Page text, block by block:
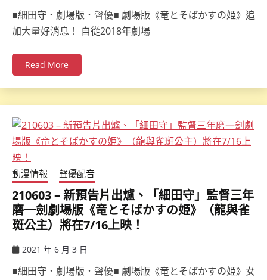
■細田守．劇場版．聲優■ 劇場版《竜とそばかすの姫》追
加大量好消息！ 自從2018年劇場
Read More
動漫情報 聲優配音
210603 – 新預告片出爐、「細田守」監督三年
磨一劍劇場版《竜とそばかすの姫》（龍與雀
斑公主）將在7/16上映！
2021 年 6 月 3 日
■細田守．劇場版．聲優■ 劇場版《竜とそばかすの姫》女